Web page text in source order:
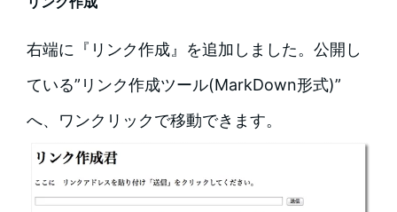
右端に『リンク作成』を追加しました。公開し
ている”リンク作成ツール(MarkDown形式)”
へ、ワンクリックで移動できます。